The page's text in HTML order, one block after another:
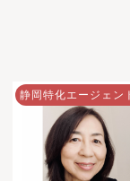
静岡特化エージェン